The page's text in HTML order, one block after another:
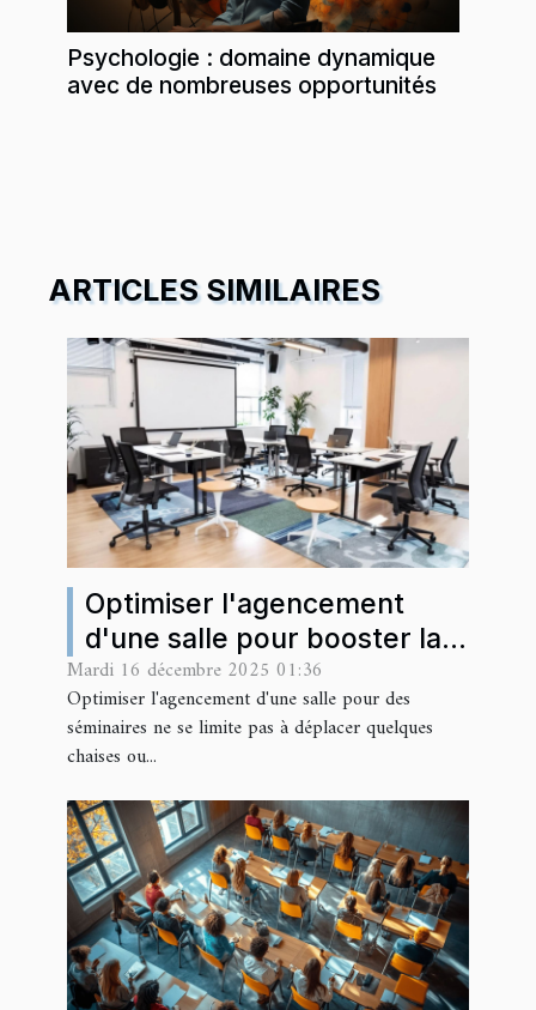
Psychologie : domaine dynamique
avec de nombreuses opportunités
ARTICLES SIMILAIRES
Optimiser l'agencement
d'une salle pour booster la
productivité des séminaires
Mardi 16 décembre 2025 01:36
Optimiser l'agencement d'une salle pour des
séminaires ne se limite pas à déplacer quelques
chaises ou...